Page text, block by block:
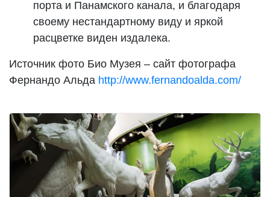
порта и Панамского канала, и благодаря
своему нестандартному виду и яркой
расцветке виден издалека.
Источник фото Био Музея – сайт фотографа
Фернандо Альда http://www.fernandoalda.com/